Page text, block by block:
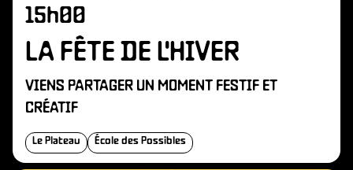
15h00
LA FÊTE DE L'HIVER
VIENS PARTAGER UN MOMENT FESTIF ET
CRÉATIF
Le Plateau École des Possibles